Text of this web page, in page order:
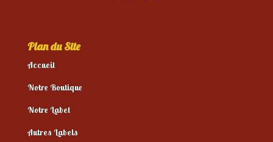
Plan du Site
Accueil
Notre Boutique
Notre Label
Autres Labels